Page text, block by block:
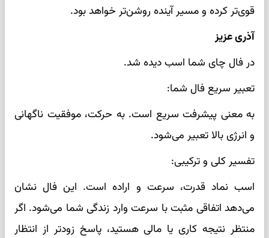
قوی‌تر کرده و مسیر آینده روشن‌تر خواهد بود.
آذری عزیز
در فال چای شما اسب دیده شد.
تعبیر سریع فال شما:
به معنی پیشرفت سریع است. به حرکت، موفقیت ناگهانی
و انرژی بالا تعبیر می‌شود.
تفسیر کلی و ترکیبی:
اسب نماد قدرت، سرعت و اراده است. این فال نشان
می‌دهد اتفاقی مثبت با سرعت وارد زندگی شما می‌شود. اگر
منتظر نتیجه کاری یا مالی هستید، پاسخ زودتر از انتظار